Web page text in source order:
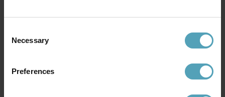
Selection
Necessary
Preferences
PRISMATCH